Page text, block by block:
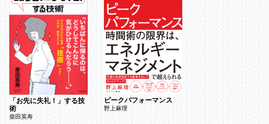
「お先に失礼！」する技
術
柴田英寿
ピークパフォーマンス
野上麻理
未来学